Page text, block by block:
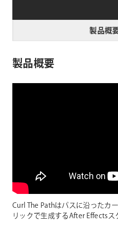
製品概
製品概要
Curl The Pathはパスに沿ったカ
リックで生成するAfter Effectsス